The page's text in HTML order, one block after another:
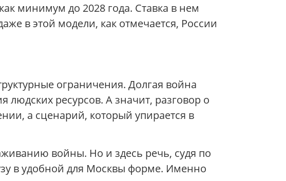
минимум до 2028 года. Ставка в нем
в этой модели, как отмечается, России
ограничения. Долгая война
людских ресурсов. А значит, разговор о
а сценарий, который упирается в
войны. Но и здесь речь, судя по
в удобной для Москвы форме. Именно